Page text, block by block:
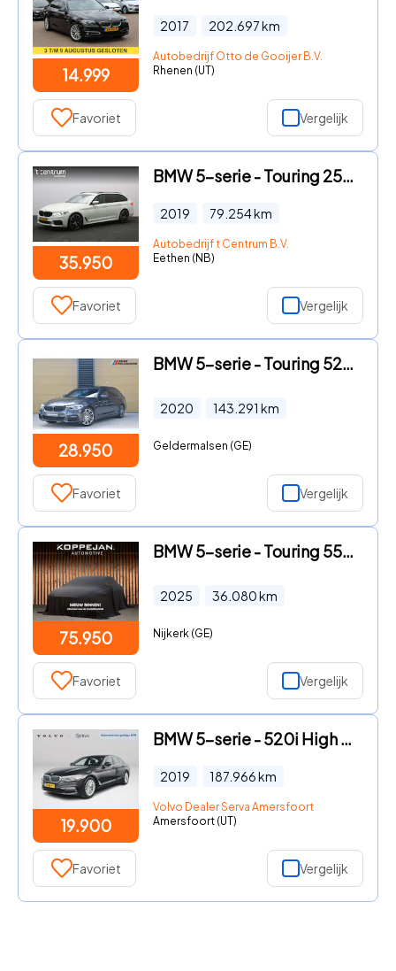
14.999
2017 202.697km
Autobedrijf Otto de Gooijer B.V.
Rhenen (UT)
Favoriet Vergelijk
35.950
BMW 5-serie - Touring 252 PK 530i xDrive Executive, *1-Eigenaar*, Panormad
2019 79.254km
Autobedrijf t Centrum B.V.
Eethen (NB)
Favoriet Vergelijk
28.950
BMW 5-serie - Touring 520i High Executive Edition * M-Sport * Comfortstoel
2020 143.291 km
Geldermalsen (GE)
Favoriet Vergelijk
75.950
BMW 5-serie - Touring 550e xDrive 490PK M-Sport | BOWERS & WILKINS | DRIVI
2025 36.080km
Nijkerk (GE)
Favoriet Vergelijk
19.900
BMW 5-serie - 520i High Executive Edition | Navigatie | Head-up Display |
2019 187.966km
Volvo Dealer Serva Amersfoort
Amersfoort (UT)
Favoriet Vergelijk